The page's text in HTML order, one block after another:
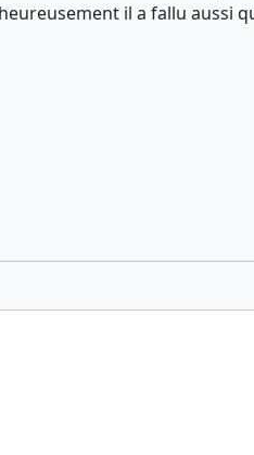
il a fallu aussi